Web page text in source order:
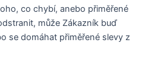
co chybí, anebo přiměřené
může Zákazník buď
se domáhat přiměřené slevy z